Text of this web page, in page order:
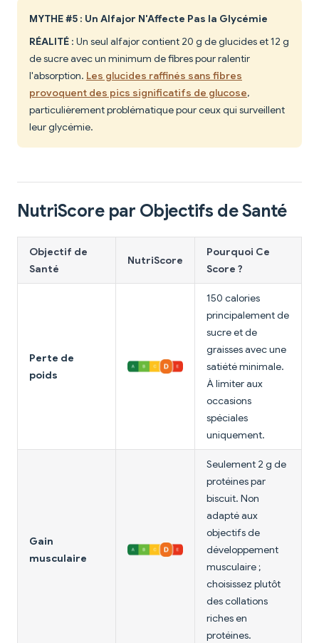
MYTHE #5 : Un Alfajor N'Affecte Pas la Glycémie
RÉALITÉ : Un seul alfajor contient 20 g de glucides et 12 g
de sucre avec un minimum de fibres pour ralentir
l'absorption. Les glucides raffinés sans fibres
provoquent des pics significatifs de glucose,
particulièrement problématique pour ceux qui surveillent
leur glycémie.
NutriScore par Objectifs de Santé
Objectif de
Santé
NutriScore
Pourquoi Ce
Score ?
Perte de
poids
150 calories
principalement de
sucre et de
graisses avec une
satiété minimale.
À limiter aux
occasions
spéciales
uniquement.
Gain
musculaire
Seulement 2 g de
protéines par
biscuit. Non
adapté aux
objectifs de
développement
musculaire ;
choisissez plutôt
des collations
riches en
protéines.